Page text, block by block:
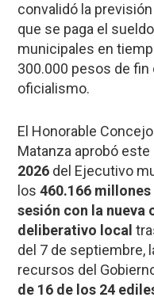
convalidó la
que se paga el
municipales en
300.000 pesos de fin
oficialismo.
El Honorable
Matanza aprobó este
2026 del Ejecutivo
los460.166 millones
sesión con la
deliberativo local
del 7 de septiembre,
recursos del
de 16 de los 24